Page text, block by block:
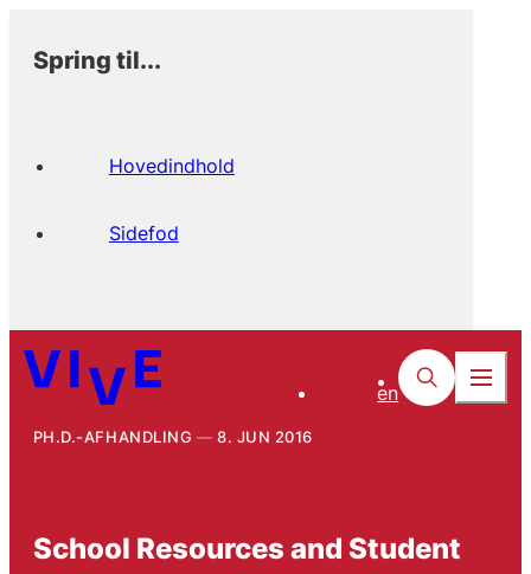
Spring til...
Hovedindhold
Sidefod
en
PH.D.-AFHANDLING 8. JUN 2016
School Resources and Student